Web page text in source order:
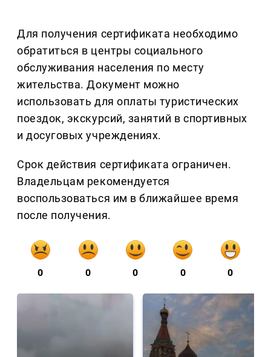
Для получения сертификата необходимо
обратиться в центры социального
обслуживания населения по месту
жительства. Документ можно
использовать для оплаты туристических
поездок, экскурсий, занятий в спортивных
и досуговых учреждениях.
Срок действия сертификата ограничен.
Владельцам рекомендуется
воспользоваться им в ближайшее время
после получения.
0 0 0 0 0